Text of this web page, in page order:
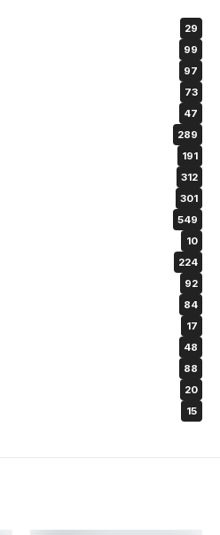
29
99
97
73
47
289
191
312
301
549
10
224
92
84
17
48
88
20
15